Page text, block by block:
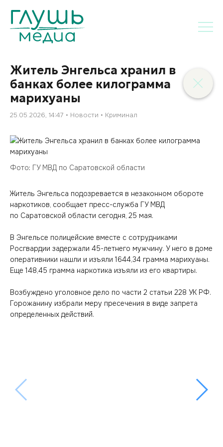
Житель Энгельса хранил в
банках более килограмма
марихуаны
25.05.2026, 14:47 Новости Криминал
Фото: ГУ МВД по Саратовской области
Житель Энгельса подозревается в незаконном обороте
наркотиков, сообщает пресс-служба ГУ МВД
по Саратовской области сегодня, 25 мая.
В Энгельсе полицейские вместе с сотрудниками
Росгвардии задержали 45-летнего мужчину. У него в доме
оперативники нашли и изъяли 1644,34 грамма марихуаны.
Еще 148,45 грамма наркотика изъяли из его квартиры.
Возбуждено уголовное дело по части 2 статьи 228 УК РФ.
Горожанину избрали меру пресечения в виде запрета
определенных действий.